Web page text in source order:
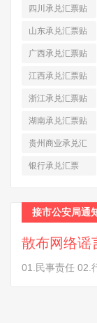
现 (912)
四川承兑汇票贴
现(790)
山东承兑汇票贴
现(874)
广西承兑汇票贴
现(278)
江西承兑汇票贴
现(366)
浙江承兑汇票贴
现(691)
湖南承兑汇票贴
现(453)
贵州商业承兑汇
票(284)
银行承兑汇票
接市公安局通
散布网络谣
01.民事责任 02.